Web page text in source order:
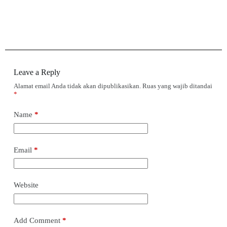
Leave a Reply
Alamat email Anda tidak akan dipublikasikan. Ruas yang wajib ditandai
*
Name *
Email *
Website
Add Comment*